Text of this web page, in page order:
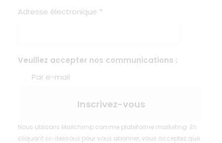
Adresse électronique *
Veuillez accepter nos communications :
Par e-mail
Nous utilisons Mailchimp comme plateforme marketing. En
cliquant ci-dessous pour vous abonner, vous acceptez que